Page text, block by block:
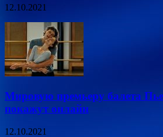
12.10.2021
Мировую премьеру балета
покажут онлайн
12.10.2021